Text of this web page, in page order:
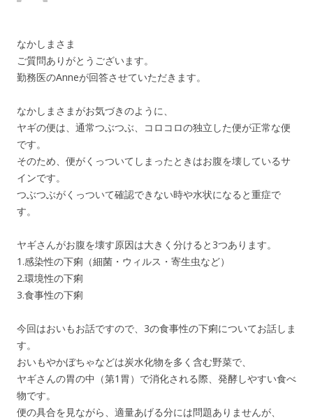
なかしまさま
ご質問ありがとうございます。
勤務医のAnneが回答させていただきます。
なかしまさまがお気づきのように、
ヤギの便は、通常つぶつぶ、コロコロの独立した便が正常な便
です。
そのため、便がくっついてしまったときはお腹を壊しているサ
インです。
つぶつぶがくっついて確認できない時や水状になると重症で
す。
ヤギさんがお腹を壊す原因は大きく分けると3つあります。
1.感染性の下痢（細菌・ウィルス・寄生虫など）
2.環境性の下痢
3.食事性の下痢
今回はおいもお話ですので、3の食事性の下痢についてお話しま
す。
おいもやかぼちゃなどは炭水化物を多く含む野菜で、
ヤギさんの胃の中（第1胃）で消化される際、発酵しやすい食べ
物です。
便の具合を見ながら、適量あげる分には問題ありませんが、